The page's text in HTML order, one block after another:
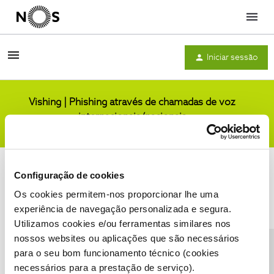
Configuração de cookies
Os cookies permitem-nos proporcionar lhe uma
experiência de navegação personalizada e segura.
Utilizamos cookies e/ou ferramentas similares nos
nossos websites ou aplicações que são necessários
para o seu bom funcionamento técnico (cookies
necessários para a prestação de serviço).
Menu
Iniciar sessão
Vishing | Phishing através de chamadas de voz
internacionais/nacionais
Condições do Fórum NOS Accessibility statement